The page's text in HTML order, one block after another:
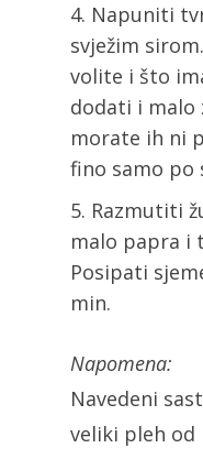
Napuniti
svježim
volite i što
dodati i malo
morate ih ni
fino samo po
Razmutiti
malo papra i
Posipati
min.
Napomena:
Navedeni
veliki pleh od